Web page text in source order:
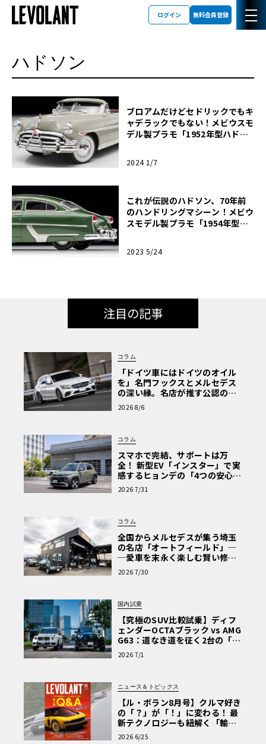
ログイン 無料会員登録
ハドソン
ブロアムだけどセドリックでもキ
ャデラックでもない！メビウスモ
デル製プラモ「1952年型ハドソ
2024 1/7
これが伝説のハドソン、70年前
のハンドリングマシーン！メビウ
スモデル製プラモ「1954年型ホ
2023 5/24
注目の記事
コラム
「ドイツ車にはドイツのオイル
を」名門フックスとメルセデス
の深い縁。名店が推す公認の安
心と、Cクラスで味わうシルキー
な走り〈PR〉
2026 8/6
コラム
スマホで完結、サポートは万
全！ 新型EV「インスター」で実
感するヒョンデの「4つの安心」
【第1回・ヒョンデ6つの疑問：
Why? Hyundai?】〈PR〉
2026 7/31
コラム
全国からメルセデスが集う埼玉
の名店「オートフィールド」─
─愛車を末永く楽しむ賢い修理
術と、プロがフックス製オイル
を選ぶ理由〈PR〉
2026 7/30
国内試乗
【究極のSUV比較試乗】ディフ
ェンダーOCTAブラック vs AMG
G63：道なき道を征く2台の「対
極的アプローチ」
2026 7/1
ニュース＆トピックス
【ル・ボラン8月号】クルマ好き
の「？」が「！」に変わる！ 最
新テクノロジーも紐解く「輸入
車Q&A」
2026 6/25